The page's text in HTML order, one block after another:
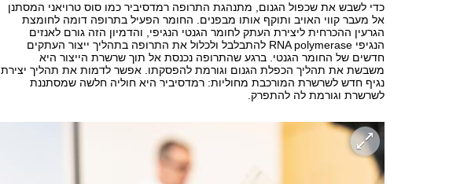
כדי לשבש את שכפול הגנום, מתנהגת התרופה רמדסיביר כמו סוס טרויאני המסתנן
אל מעבר קווי האויב ותוקף אותו מבפנים. החומר הפעיל בתרופה דומה לחומצת
הגרעין ההכרחית ליצירת העתק לחומר הגנטי הנגיפי, והדמיון הזה גורם לאנזים
הנגיפי RNA polymerase להתבלבל ולכלול את התרופה בתהליך ייצור העתקים
חדשים של החומר הגנטי. ברגע שהתרופה נכנסת אל תוך שרשרת הייצור היא
משבשת את תהליך הכפלת הגנום וגורמת להפסקתו. אפשר לדמות את תהליך יצירת
נגיף חדש לשרשרת המורכבת מחוליות: רמדסיביר היא חוליה חלשה שמסתננת
לשרשרת וגורמת לה להתפרק.